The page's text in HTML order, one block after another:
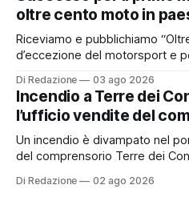
comunale è, per sua natura,
oltre cento moto in
Riceviamo e pubblichiamo
d’eccezione del motorsport e
organizzato da TBM a
superato le aspettative degli
appassionati delle due ruote da
limitrofe. Per
Di Redazione 03 ago 2026
Incendio a Terre dei
l’ufficio vendite del
Un incendio è divampato nel
del comprensorio Terre dei
struttura adibita a ufficio
Di Redazione 02 ago 2026